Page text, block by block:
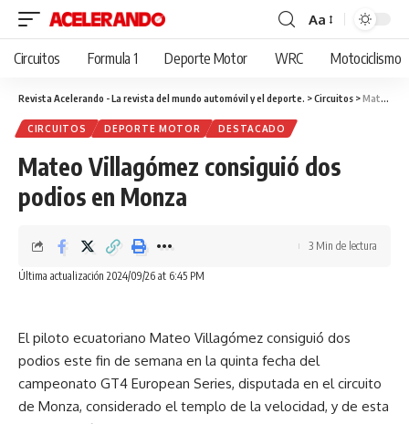
Cambiar
tamaño
fuente
Aa
Circuitos Formula 1 Deporte Motor WRC Motociclismo
Revista Acelerando - La revista del mundo automóvil y el deporte. >Circuitos >Mateo Villagómez consiguió dos podios en Monza
CIRCUITOS DEPORTE MOTOR DESTACADO
Mateo Villagómez consiguió dos
podios en Monza
Última actualización 2024/09/26 at 6:45 PM
3 Min de lectura
El piloto ecuatoriano Mateo Villagómez consiguió dos
podios este fin de semana en la quinta fecha del
campeonato GT4 European Series, disputada en el circuito
de Monza, considerado el templo de la velocidad, y de esta